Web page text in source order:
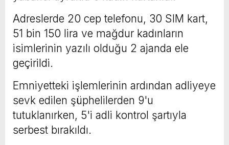
Adreslerde 20 cep telefonu, 30 SIM kart,
51 bin 150 lira ve mağdur kadınların
isimlerinin yazılı olduğu 2 ajanda ele
geçirildi.
Emniyetteki işlemlerinin ardından adliyeye
sevk edilen şüphelilerden 9'u
tutuklanırken, 5'i adli kontrol şartıyla
serbest bırakıldı.